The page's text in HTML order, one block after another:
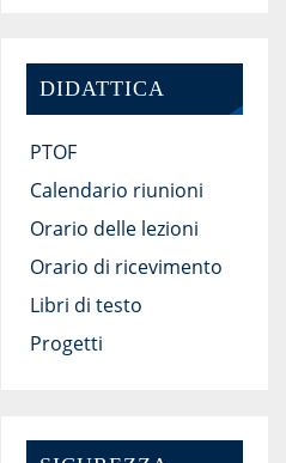
DIDATTICA
PTOF
Calendario riunioni
Orario delle lezioni
Orario di ricevimento
Libri di testo
Progetti